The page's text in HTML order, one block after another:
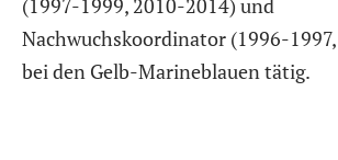
Nachwuchskoordinator (1996-
bei den Gelb-Marineblauen tätig.